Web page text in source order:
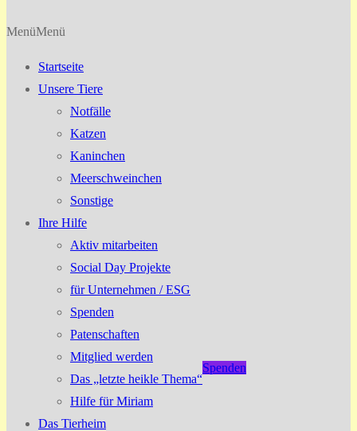
MenüMenü
Startseite
Unsere Tiere
Notfälle
Katzen
Kaninchen
Meerschweinchen
Sonstige
Ihre Hilfe
Aktiv mitarbeiten
Social Day Projekte
für Unternehmen / ESG
Spenden
Patenschaften
Mitglied werden
Das „letzte heikle Thema“
Hilfe für Miriam
Das Tierheim
Spenden